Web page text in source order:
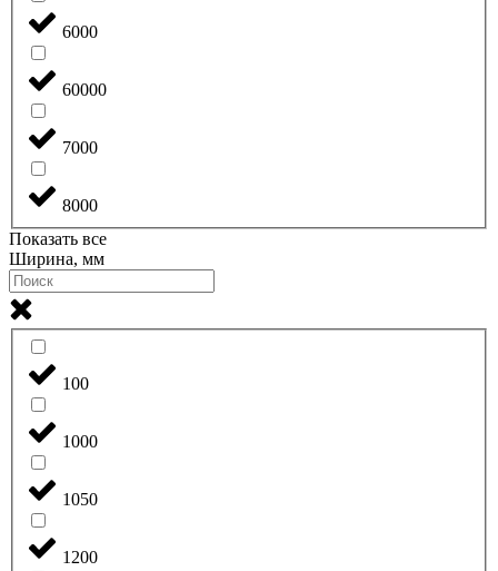
6000
60000
7000
8000
Показать все
Ширина, мм
100
1000
1050
1200